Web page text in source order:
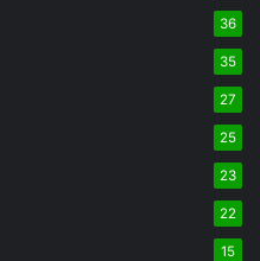
36
35
27
25
23
22
15